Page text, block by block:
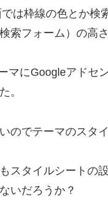
は枠線の色とか検
索フォーム）の高
にGoogleアドセ
。
でテーマのスタ
スタイルシートの
いだろうか？